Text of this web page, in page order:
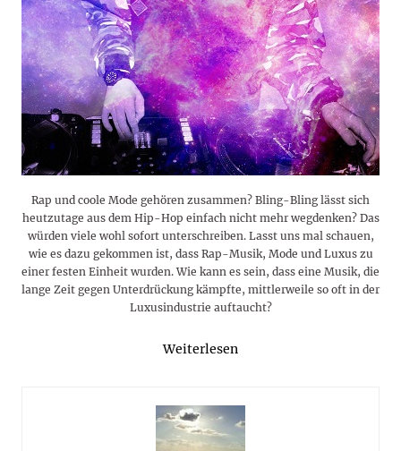
Rap und coole Mode gehören zusammen? Bling-Bling lässt sich
heutzutage aus dem Hip-Hop einfach nicht mehr wegdenken? Das
würden viele wohl sofort unterschreiben. Lasst uns mal schauen,
wie es dazu gekommen ist, dass Rap-Musik, Mode und Luxus zu
einer festen Einheit wurden. Wie kann es sein, dass eine Musik, die
lange Zeit gegen Unterdrückung kämpfte, mittlerweile so oft in der
Luxusindustrie auftaucht?
Weiterlesen